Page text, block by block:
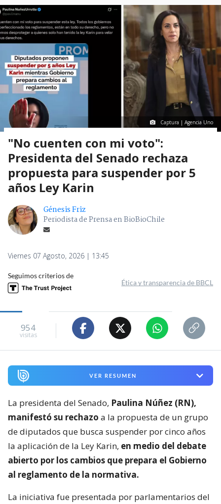
Captura | Agencia Uno
"No cuenten con mi voto":
Presidenta del Senado rechaza
propuesta para suspender por 5
años Ley Karin
Génesis Friz
Periodista de Prensa en BioBioChile
Viernes 07 Agosto, 2026 | 13:45
Seguimos criterios de
Ética y transparencia de BBCL
954
visitas
VER RESUMEN
La presidenta del Senado, Paulina Núñez (RN),
manifestó su rechazo a la propuesta de un grupo
de diputados que busca suspender por cinco años
la aplicación de la Ley Karin, en medio del debate
abierto por los cambios que prepara el Gobierno
al reglamento de la normativa.
La iniciativa fue presentada por parlamentarios del